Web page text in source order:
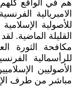
هم في الواقع
الامبريالية
للأصولية
القليلة الماضية.
مكافحة الثورة
للرأسمالية
الأصوليين
مباشر من طرف